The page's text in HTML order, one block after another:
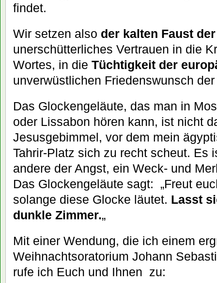
findet.
Wir setzen also der kalten Faust
unerschütterliches Vertrauen in die
Wortes, in die Tüchtigkeit der
unverwüstlichen Friedenswunsch
Das Glockengeläute, das man in
oder Lissabon hören kann, ist nicht
Jesusgebimmel, vor dem mein
Tahrir-Platz sich zu recht scheut. Es
andere der Angst, ein Weck- und
Das Glockengeläute sagt: „Freut
solange diese Glocke läutet. Lasst
dunkle Zimmer.„
Mit einer Wendung, die ich einem
Weihnachtsoratorium Johann
rufe ich Euch und Ihnen zu: